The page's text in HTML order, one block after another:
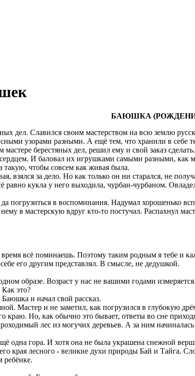
БАЮШКА
дел. Славился своим мастерством на всю землю
узорами разными. А ещё тем, что хранили в себе
мастере берестяных дел, решил ему и свой заказ
И баловал их игрушками самыми разными, как
такую, чтобы совсем как живая была.
взялся за дело. Но как только он ни старался, не
кукла у него выходила, чурбан-чурбаном.
погрузиться в воспоминания. Надумал хорошенько
в мастерскую вдруг кто-то постучал. Распахнул
время всё поминаешь. Поэтому таким родным я тебе и
его другим представлял. В смысле, не дедушкой.
образе. Возраст у нас не вашими годами
Как это?
и начал свой рассказ.
Мастер и не заметил, как погрузился в глубокую
краю. Но, как обычно это бывает, ответы во сне
лес из могучих деревьев. А за ним
одна гора. И хотя она не была украшена снежной
края лесного - великие духи природы Бай и Тайга.
ребёнке.